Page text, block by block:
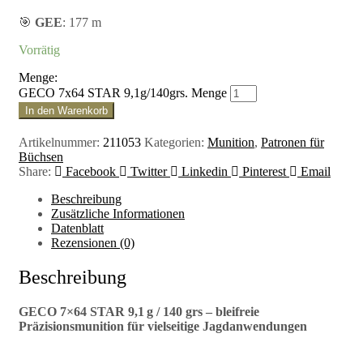
🎯 GEE: 177 m
Vorrätig
Menge:
GECO 7x64 STAR 9,1g/140grs. Menge
In den Warenkorb
Artikelnummer: 211053 Kategorien: Munition, Patronen für
Büchsen
Share:
Facebook Twitter Linkedin Pinterest
Email
Beschreibung
Zusätzliche Informationen
Datenblatt
Rezensionen (0)
Beschreibung
GECO 7×64 STAR 9,1 g / 140 grs – bleifreie
Präzisionsmunition für vielseitige Jagdanwendungen